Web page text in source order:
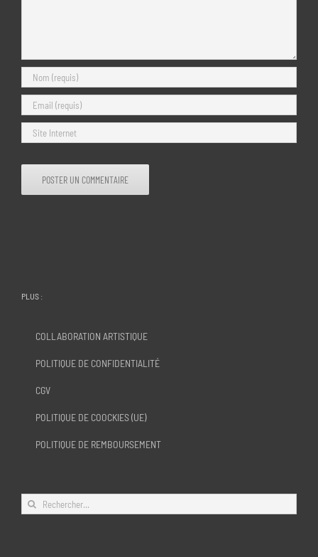
PLUS :
COLLABORATION ARTISTIQUE
POLITIQUE DE CONFIDENTIALITÉ
CGV
POLITIQUE DE COOCKIES (UE)
POLITIQUE DE REMBOURSEMENT
Rechercher: